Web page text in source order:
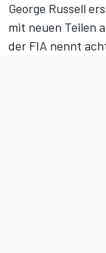
George Russell
mit neuen Teilen
der FIA nennt